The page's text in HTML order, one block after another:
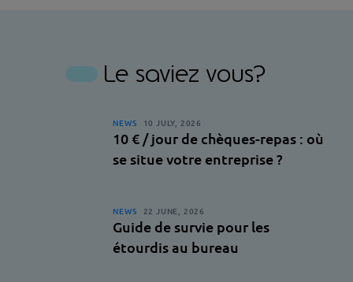
Le saviez vous?
NEWS 10 JULY, 2026
10 € / jour de chèques-repas : où
se situe votre entreprise ?
NEWS 22 JUNE, 2026
Guide de survie pour les
étourdis au bureau